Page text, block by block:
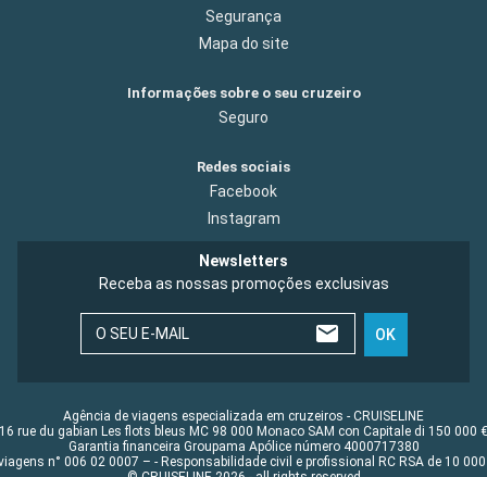
Segurança
Mapa do site
Informações sobre o seu cruzeiro
Seguro
Redes sociais
Facebook
Instagram
Newsletters
Receba as nossas promoções exclusivas
O SEU E-MAIL OK
Agência de viagens especializada em cruzeiros - CRUISELINE
16 rue du gabian Les flots bleus MC 98 000 Monaco SAM con Capitale di 150 000 €
Garantia financeira Groupama Apólice número 4000717380
n° 006 02 0007 – - Responsabilidade civil e profissional RC RSA de 10 000